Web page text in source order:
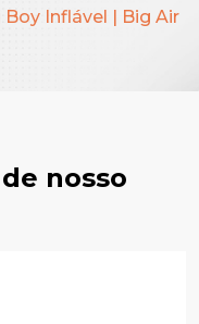
Boy Inflável | Big Air
nosso